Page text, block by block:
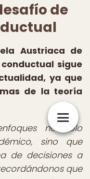
de
Austriaca de
sigue
ya que
de la teoría
no solo
sino que
de decisiones a
que